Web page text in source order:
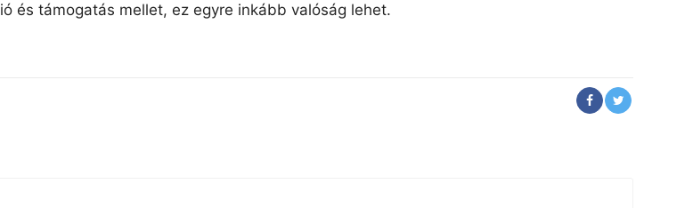
és támogatás mellet, ez egyre inkább valóság lehet.